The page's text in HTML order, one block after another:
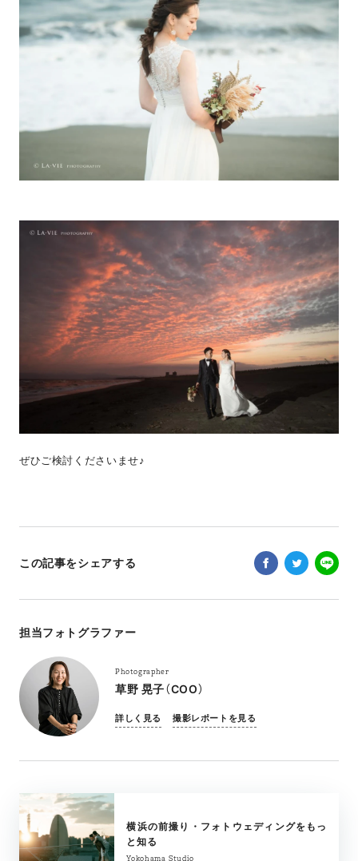
ぜひご検討くださいませ♪
この記事をシェアする
担当フォトグラファー
Photographer
草野 晃子（COO）
詳しく見る 撮影レポートを見る
横浜の前撮り・フォトウェディングをもっ
と知る
Yokohama Studio